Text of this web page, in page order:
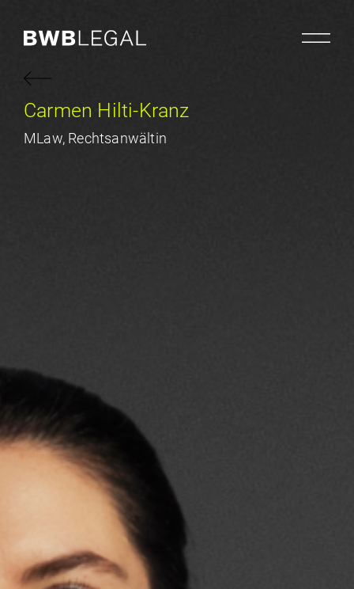
Carmen Hilti-Kranz
MLaw, Rechtsanwältin